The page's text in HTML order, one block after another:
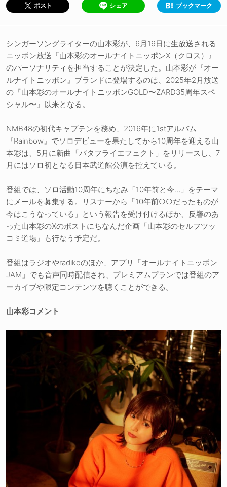
ポスト シェア ブックマーク
シンガーソングライターの山本彩が、6月19日に生放送される
ニッポン放送『山本彩のオールナイトニッポンX（クロス）』
のパーソナリティを担当することが決定した。山本彩が『オー
ルナイトニッポン』ブランドに登場するのは、2025年2月放送
の『山本彩のオールナイトニッポンGOLD〜ZARD35周年スペ
シャル〜』以来となる。
NMB48の初代キャプテンを務め、2016年に1stアルバム
『Rainbow』でソロデビューを果たしてから10周年を迎える山
本彩は、5月に新曲「バタフライエフェクト」をリリースし、7
月にはソロ初となる日本武道館公演を控えている。
番組では、ソロ活動10周年にちなみ「10年前と今…」をテーマ
にメールを募集する。リスナーから「10年前○○だったものが
今はこうなっている」という報告を受け付けるほか、反響のあ
った山本彩のXのポストにちなんだ企画「山本彩のセルフツッ
コミ道場」も行なう予定だ。
番組はラジオやradikoのほか、アプリ「オールナイトニッポン
JAM」でも音声同時配信され、プレミアムプランでは番組のア
ーカイブや限定コンテンツを聴くことができる。
山本彩コメント